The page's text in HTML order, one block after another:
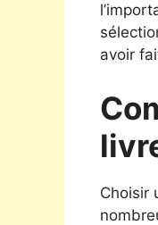
avoir
Choisir